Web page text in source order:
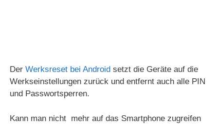
Der Werksreset bei Android setzt die Geräte auf die
Werkseinstellungen zurück und entfernt auch alle PIN
und Passwortsperren.
Kann man nicht mehr auf das Smartphone zugreifen